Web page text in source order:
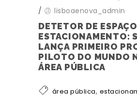
/
lisboaenova_admin
DETETOR DE
ESTACIONAMENTO:
LANÇA PRIMEIRO
PILOTO DO MUNDO
ÁREA PÚBLICA
área pública,